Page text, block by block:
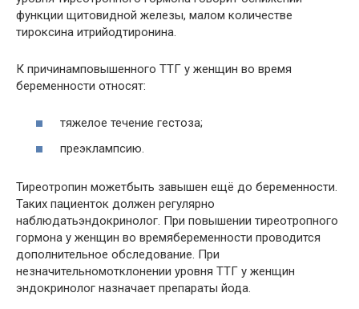
функции щитовидной железы, малом количестве
тироксина итрийодтиронина.
К причинамповышенного ТТГ у женщин во время
беременности относят:
тяжелое течение гестоза;
преэклампсию.
Тиреотропин можетбыть завышен ещё до беременности.
Таких пациенток должен регулярно
наблюдатьэндокринолог. При повышении тиреотропного
гормона у женщин во времябеременности проводится
дополнительное обследование. При
незначительномотклонении уровня ТТГ у женщин
эндокринолог назначает препараты йода.